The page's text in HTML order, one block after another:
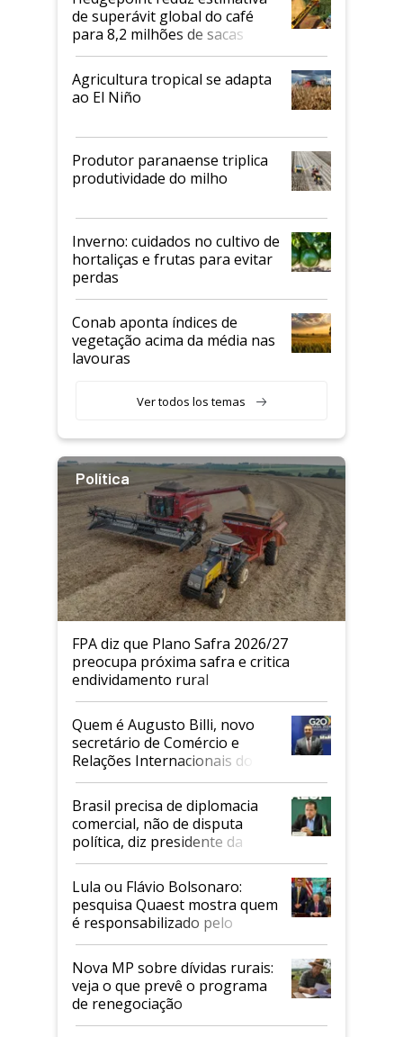
de superávit global do café
para 8,2 milhões de sacas
Agricultura tropical se adapta
ao El Niño
Produtor paranaense triplica
produtividade do milho
Inverno: cuidados no cultivo de
hortaliças e frutas para evitar
perdas
Conab aponta índices de
vegetação acima da média nas
lavouras
Ver todos los temas
Política
FPA diz que Plano Safra 2026/27
preocupa próxima safra e critica
endividamento rural
Quem é Augusto Billi, novo
secretário de Comércio e
Relações Internacionais do
Mapa
Brasil precisa de diplomacia
comercial, não de disputa
política, diz presidente da
Faesp
Lula ou Flávio Bolsonaro:
pesquisa Quaest mostra quem
é responsabilizado pelo
tarifaço dos EUA
Nova MP sobre dívidas rurais:
veja o que prevê o programa
de renegociação